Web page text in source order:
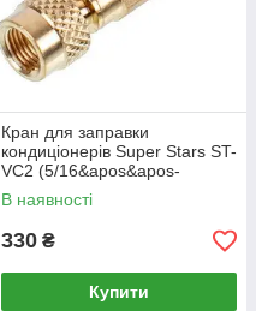
Кран для заправки
кондиціонерів Super Stars ST-
VC2 (5/16&apos&apos-
1/4&apos&apos SAE)
В наявності
330 ₴
Купити